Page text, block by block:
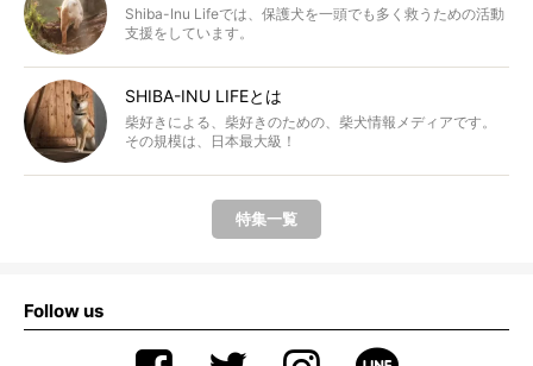
Shiba-Inu Lifeでは、保護犬を一頭でも多く救うための活動
支援をしています。
SHIBA-INU LIFEとは
柴好きによる、柴好きのための、柴犬情報メディアです。
その規模は、日本最大級！
特集一覧
Follow us